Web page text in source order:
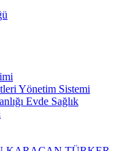
Yönetim Sistemi
Evde Sağlık